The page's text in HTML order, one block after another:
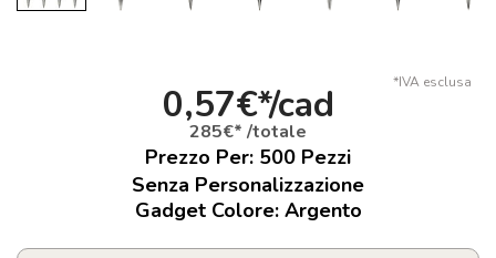
*IVA esclusa
0,57€*/cad
285€* /totale
Prezzo Per: 500 Pezzi
Senza Personalizzazione
Gadget Colore: Argento